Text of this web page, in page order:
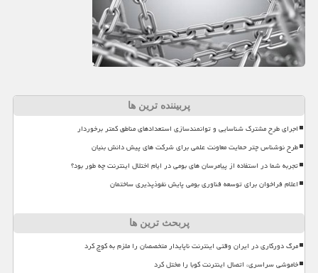
پربیننده ترین ها
اجرای طرح مشترک شناسایی و توانمندسازی استعدادهای مناطق کمتر برخوردار
طرح نوشناس چتر حمایت معاونت علمی برای شرکت های پیش دانش بنیان
تجربه شما در استفاده از پیامرسان های بومی در ایام اختلال اینترنت چه طور بود؟
اعلام فراخوان برای توسعه فناوری بومی پایش نفوذپذیری ساختمان
پربحث ترین ها
مرگ دورکاری در ایران وقتی اینترنت ناپایدار متخصصان را ملزم به کوچ کرد
خاموشی سراسری، اتصال اینترنت کوبا را مختل کرد